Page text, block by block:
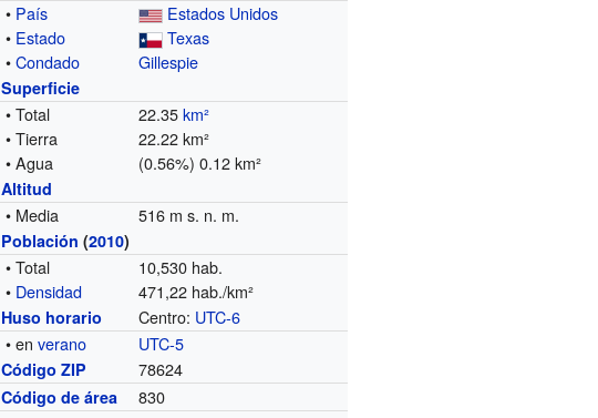
• País
Estados Unidos
• Estado
Texas
•Condado Gillespie
Superficie
• Total 22.35km²
• Tierra
22.22 km²
• Agua
(0.56%) 0.12 km²
Altitud
• Media 516 m s. n. m.
Población (2010)
• Total
10,530 hab.
• Densidad 471,22 hab./km²
Huso horario Centro: UTC-6
• enverano UTC-5
Código ZIP 78624
Código de área 830